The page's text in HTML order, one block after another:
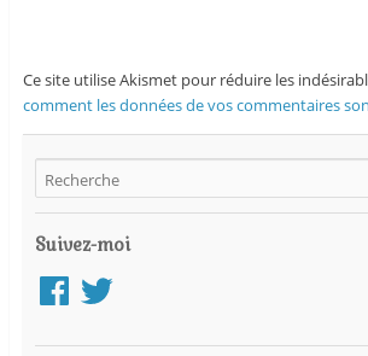
Ce site utilise Akismet pour réduire les
comment les données de vos commentaires
Suivez-moi
FacebookTwitter